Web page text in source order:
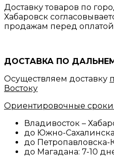
Доставку товаров по
Хабаровск
продажам перед оплатой
ДОСТАВКА ПО
Осуществляем доставку
Востоку
Ориентировочные сроки
Владивосток –
до Южно-
до Петропавловска-
до Магадана: 7-10